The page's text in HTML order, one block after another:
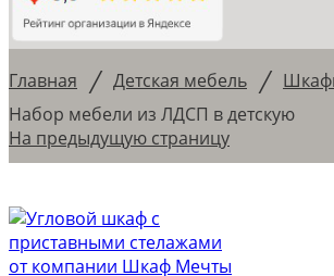
Главная / Детская мебель /
Набор мебели из ЛДСП в детскую
На предыдущую страницу